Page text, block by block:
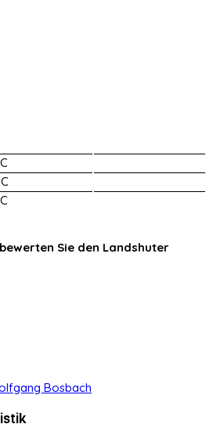
Sie den Landshuter